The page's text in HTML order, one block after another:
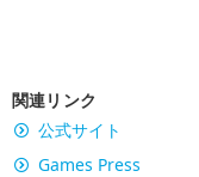
関連リンク
公式サイト
Games Press